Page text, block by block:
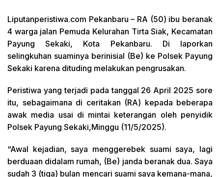
Liputanperistiwa.com Pekanbaru – RA (50) ibu beranak
4 warga jalan Pemuda Kelurahan Tirta Siak, Kecamatan
Payung Sekaki, Kota Pekanbaru. Di laporkan
selingkuhan suaminya berinisial (Be) ke Polsek Payung
Sekaki karena dituding melakukan pengrusakan.
Peristiwa yang terjadi pada tanggal 26 April 2025 sore
itu, sebagaimana di ceritakan (RA) kepada beberapa
awak media usai di mintai keterangan oleh penyidik
Polsek Payung Sekaki,Minggu (11/5/2025).
“Awal kejadian, saya menggerebek suami saya, lagi
berduaan didalam rumah, (Be) janda beranak dua. Saya
sudah 3 (tiga) bulan mencari suami saya kemana-mana,